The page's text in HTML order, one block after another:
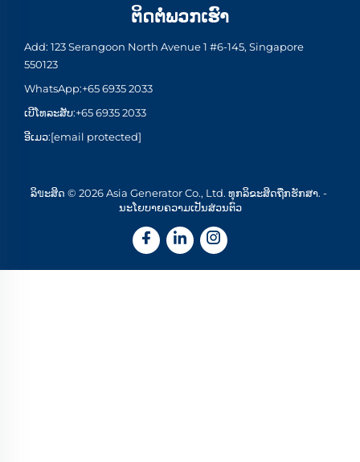
ຕິດຕໍ່ພວກເຮົາ
Add: 123 Serangoon North Avenue 1 #6-145, Singapore
550123
WhatsApp:+65 6935 2033
ເບີໂທລະສັບ:+65 6935 2033
ອີເມວ:[email protected]
ລິขະສິດ © 2026 Asia Generator Co., Ltd. ທຸກລິຂະສິດຖືກຮັກສາ. -
ນະໂຍບາຍຄວາມເປັນສ່ວນຕົວ